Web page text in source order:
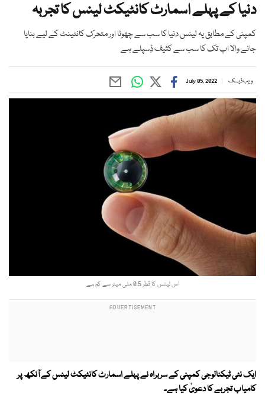
دنیا کے پہلے اسمارٹ کانٹیکٹ لینس کا تجربہ
کمپنی کے مطابق یہ لینس دنیا کا سب سے چھوٹا اور متحرک کانٹینٹ کے لیے بنایا
جانے والا اب تک کا سب سے کثیف ڈِسپلے ہے
ویب ڈیسک July 05, 2022
اس لینس کا قطر 0.5 ملی میٹر سے کم ہے
ایک نئی ٹیکنالوجی کمپنی کے سربراہ نے پہلے اسمارٹ کانٹیکٹ لینس کے آنکھ پر
کامیاب تجربے کا دعویٰ کیا ہے۔